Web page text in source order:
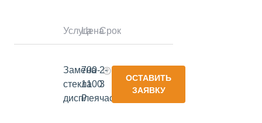
УслугаЦенаСрок
Замена
стекла
дисплея
700-
1100
₽
2-
3
часа
ОСТАВИТЬ
ЗАЯВКУ